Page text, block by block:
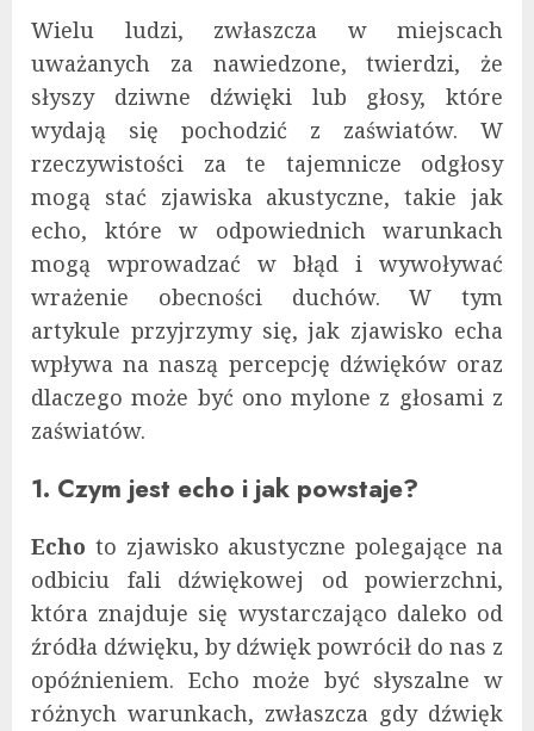
Wielu ludzi, zwłaszcza w miejscach
uważanych za nawiedzone, twierdzi, że
słyszy dziwne dźwięki lub głosy, które
wydają się pochodzić z zaświatów. W
rzeczywistości za te tajemnicze odgłosy
mogą stać zjawiska akustyczne, takie jak
echo, które w odpowiednich warunkach
mogą wprowadzać w błąd i wywoływać
wrażenie obecności duchów. W tym
artykule przyjrzymy się, jak zjawisko echa
wpływa na naszą percepcję dźwięków oraz
dlaczego może być ono mylone z głosami z
zaświatów.
1. Czym jest echo i jak powstaje?
Echo to zjawisko akustyczne polegające na
odbiciu fali dźwiękowej od powierzchni,
która znajduje się wystarczająco daleko od
źródła dźwięku, by dźwięk powrócił do nas z
opóźnieniem. Echo może być słyszalne w
różnych warunkach, zwłaszcza gdy dźwięk